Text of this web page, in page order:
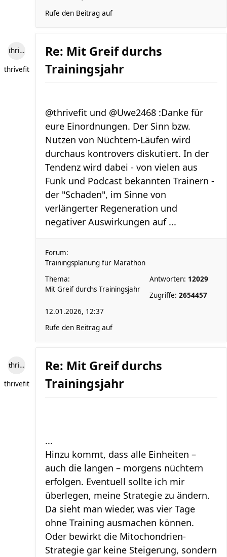
Rufe den Beitrag auf
thrivefit
thrivefit
Re: Mit Greif durchs
Trainingsjahr
@thrivefit und @Uwe2468 :Danke für
eure Einordnungen. Der Sinn bzw.
Nutzen von Nüchtern-Läufen wird
durchaus kontrovers diskutiert. In der
Tendenz wird dabei - von vielen aus
Funk und Podcast bekannten Trainern -
der "Schaden", im Sinne von
verlängerter Regeneration und
negativer Auswirkungen auf ...
Forum:
Trainingsplanung für Marathon
Thema:
Mit Greif durchs Trainingsjahr
Antworten: 12029
Zugriffe: 2654457
12.01.2026, 12:37
Rufe den Beitrag auf
thrivefit
thrivefit
Re: Mit Greif durchs
Trainingsjahr
...
Hinzu kommt, dass alle Einheiten –
auch die langen – morgens nüchtern
erfolgen. Eventuell sollte ich mir
überlegen, meine Strategie zu ändern.
Da sieht man wieder, was vier Tage
ohne Training ausmachen können.
Oder bewirkt die Mitochondrien-
Strategie gar keine Steigerung, sondern